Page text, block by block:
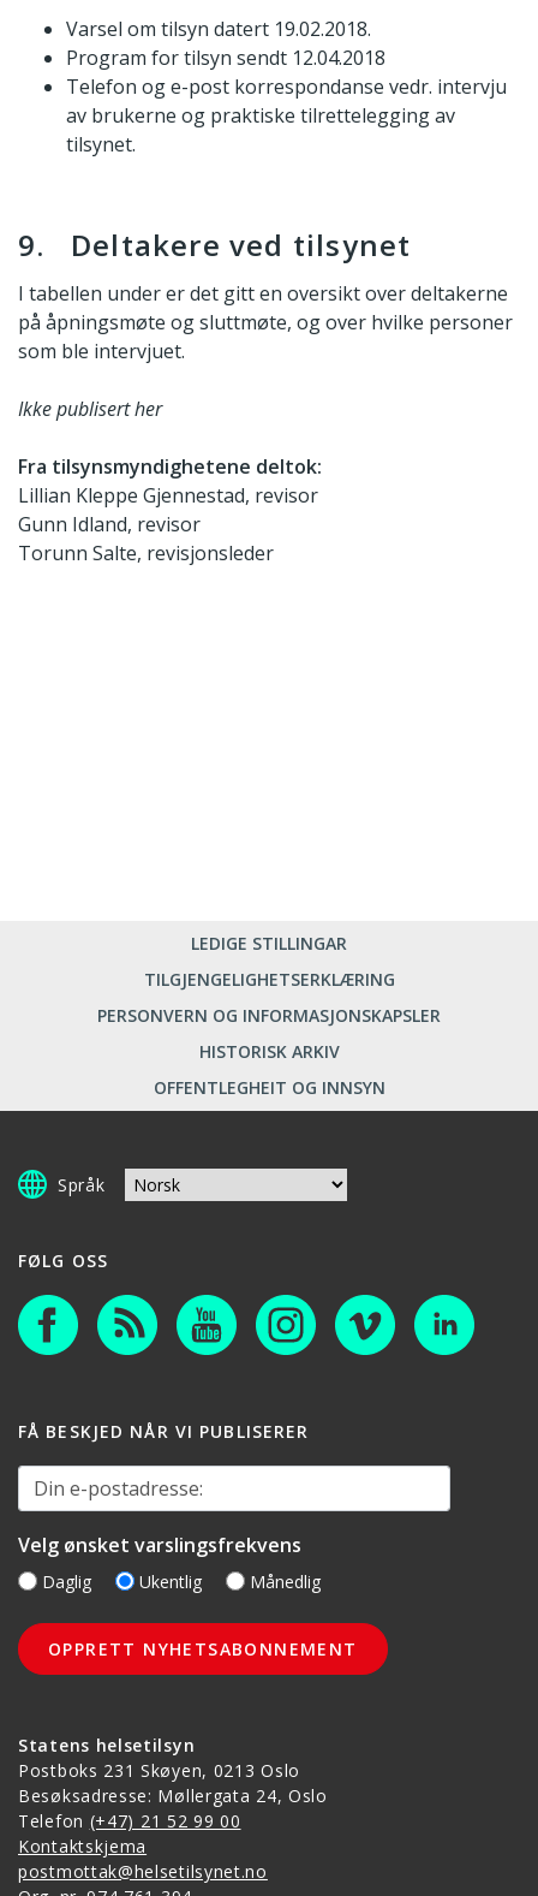
Varsel om tilsyn datert 19.02.2018.
Program for tilsyn sendt 12.04.2018
Telefon og e-post korrespondanse vedr. intervju
av brukerne og praktiske tilrettelegging av
tilsynet.
9. Deltakere ved tilsynet
I tabellen under er det gitt en oversikt over deltakerne
på åpningsmøte og sluttmøte, og over hvilke personer
som ble intervjuet.
Ikke publisert her
Fra tilsynsmyndighetene deltok:
Lillian Kleppe Gjennestad, revisor
Gunn Idland, revisor
Torunn Salte, revisjonsleder
LEDIGE STILLINGAR
TILGJENGELIGHETSERKLÆRING
PERSONVERN OG INFORMASJONSKAPSLER
HISTORISK ARKIV
OFFENTLEGHEIT OG INNSYN
Språk
Statens helsetilsyn
Postboks 231 Skøyen, 0213 Oslo
Besøksadresse: Møllergata 24, Oslo
Telefon (+47) 21 52 99 00
Kontaktskjema
postmottak@helsetilsynet.no
FØLG OSS
FÅ BESKJED NÅR VI PUBLISERER
Din e-postadresse:
Velg ønsket varslingsfrekvens
Daglig Ukentlig Månedlig